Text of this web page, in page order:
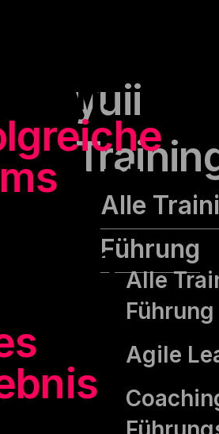
yuii
Alle
Führung
Alle
Führung
Agile
eint